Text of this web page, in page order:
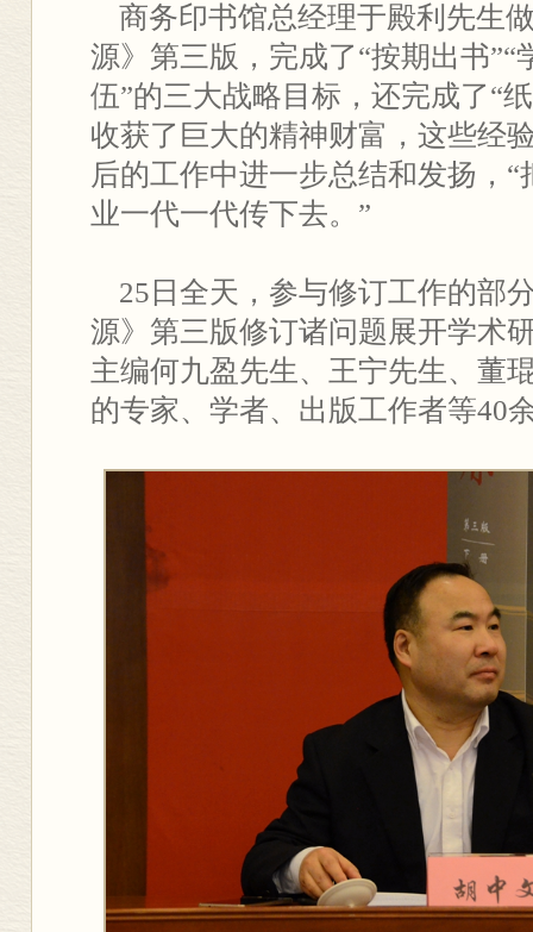
商务印书馆总经理于殿利先生
源》第三版，完成了“按期出书”“
伍”的三大战略目标，还完成了“
收获了巨大的精神财富，这些经
后的工作中进一步总结和发扬，
业一代一代传下去。”
25日全天，参与修订工作的部
源》第三版修订诸问题展开学术
主编何九盈先生、王宁先生、董
的专家、学者、出版工作者等40